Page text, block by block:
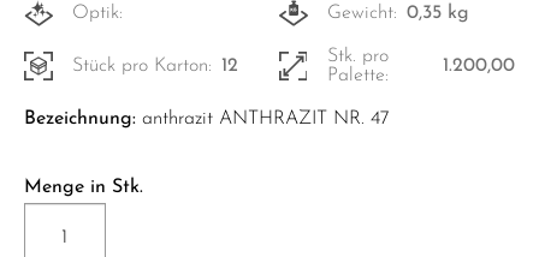
Optik: Gewicht: 0,35 kg
Stück pro Karton: 12
Stk. pro
Palette:
1.200,00
Bezeichnung: anthrazit ANTHRAZIT NR. 47
Menge in Stk.
SILCOFUG